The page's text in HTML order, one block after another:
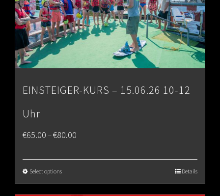
EINSTEIGER-KURS – 15.06.26 10-12
Uhr
€65.00–€80.00
Select options Details